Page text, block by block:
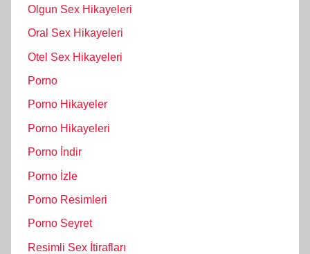
Olgun Sex Hikayeleri
Oral Sex Hikayeleri
Otel Sex Hikayeleri
Porno
Porno Hikayeler
Porno Hikayeleri
Porno İndir
Porno İzle
Porno Resimleri
Porno Seyret
Resimli Sex İtirafları